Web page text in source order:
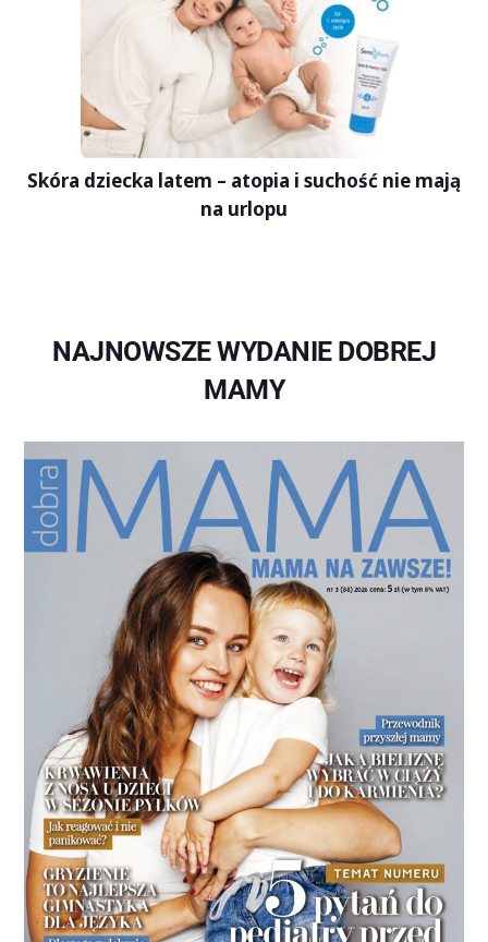
Skóra dziecka latem – atopia i suchość nie mają
na urlopu
NAJNOWSZE WYDANIE DOBREJ
MAMY